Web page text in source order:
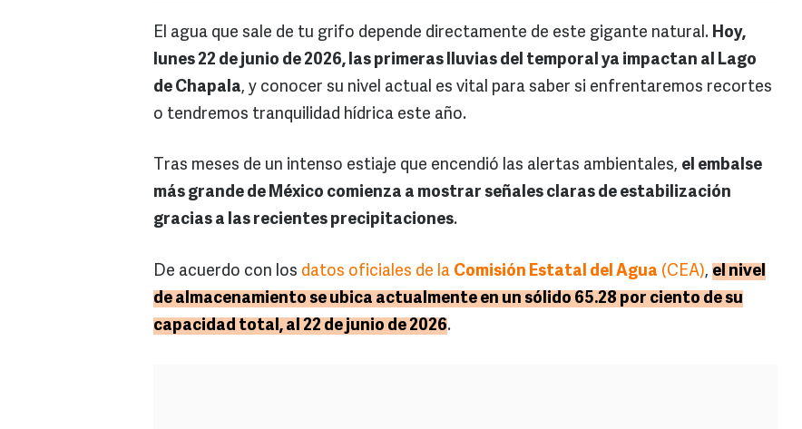
El agua que sale de tu grifo depende directamente de este gigante natural. Hoy,
lunes 22 de junio de 2026, las primeras lluvias del temporal ya impactan al Lago
de Chapala, y conocer su nivel actual es vital para saber si enfrentaremos recortes
o tendremos tranquilidad hídrica este año.
Tras meses de un intenso estiaje que encendió las alertas ambientales, el embalse
más grande de México comienza a mostrar señales claras de estabilización
gracias a las recientes precipitaciones.
De acuerdo con los datos oficiales de la Comisión Estatal del Agua (CEA), el nivel
de almacenamiento se ubica actualmente en un sólido 65.28 por ciento de su
capacidad total, al 22 de junio de 2026.